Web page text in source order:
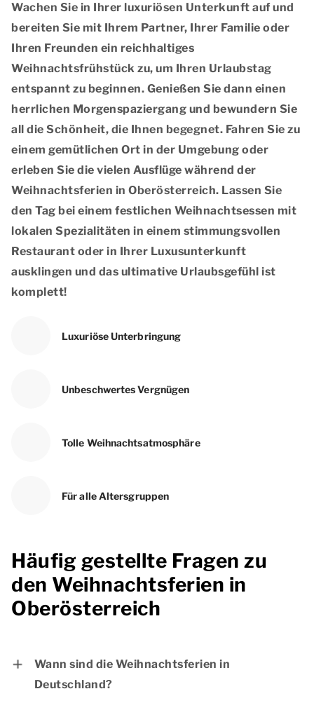
Wachen Sie in Ihrer luxuriösen Unterkunft auf und
bereiten Sie mit Ihrem Partner, Ihrer Familie oder
Ihren Freunden ein reichhaltiges
Weihnachtsfrühstück zu, um Ihren Urlaubstag
entspannt zu beginnen. Genießen Sie dann einen
herrlichen Morgenspaziergang und bewundern Sie
all die Schönheit, die Ihnen begegnet. Fahren Sie zu
einem gemütlichen Ort in der Umgebung oder
erleben Sie die vielen Ausflüge während der
Weihnachtsferien in Oberösterreich. Lassen Sie
den Tag bei einem festlichen Weihnachtsessen mit
lokalen Spezialitäten in einem stimmungsvollen
Restaurant oder in Ihrer Luxusunterkunft
ausklingen und das ultimative Urlaubsgefühl ist
komplett!
Luxuriöse Unterbringung
Unbeschwertes Vergnügen
Tolle Weihnachtsatmosphäre
Für alle Altersgruppen
Häufig gestellte Fragen zu
den Weihnachtsferien in
Oberösterreich
Wann sind die Weihnachtsferien in
Deutschland?